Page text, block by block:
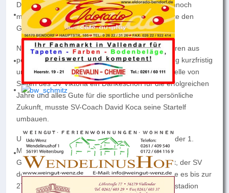
Die Rollen waren vor dem Spiel klar verteilt – dennoch
mahnte Trainer David Koca zur Vorsicht und wollte den
Gegner keinesfalls unterschätzen.
Nachdem Marcel Christ den Verein nach vier Jahren aus
persönlichen Gründen in der Sommervorbereitung kurzfristig
und überraschend verlassen hatte – an dieser Stelle von
Seiten des SV Viktoria ein Dankeschön für die erfolgreichen
Jahre und alles Gute für die sportliche und persönliche
Zukunft, musste SV-Coach David Koca seine Startelf
umbauen.
Und diese zeigte im 1. Heimspiel der Saison von der 1.
Minute an eine engagierte Leistung. Die junge
Gästemannschaft wurde früh unter Druck gesetzt, der SV
dominierte das Spielgeschehen. Dennoch dauerte es bis zur
27. Minute, ehe der erste Torjubel durchs Weiherstadion